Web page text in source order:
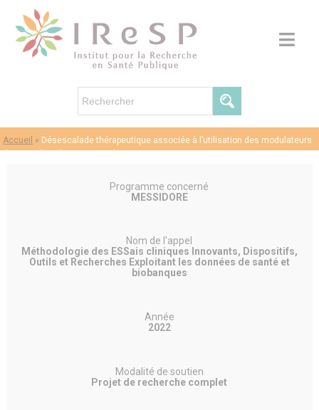
Accueil » Désescalade thérapeutique associée à l’utilisation des modulateurs
de CFTR dans la mucoviscidose
Programme concerné
MESSIDORE
Nom de l'appel
Méthodologie des ESSais cliniques Innovants, Dispositifs,
Outils et Recherches Exploitant les données de santé et
biobanques
Année
2022
Modalité de soutien
Projet de recherche complet